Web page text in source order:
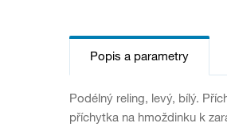
Popis a parametry
Podélný reling, levý, bílý.
příchytka na hmoždinku k